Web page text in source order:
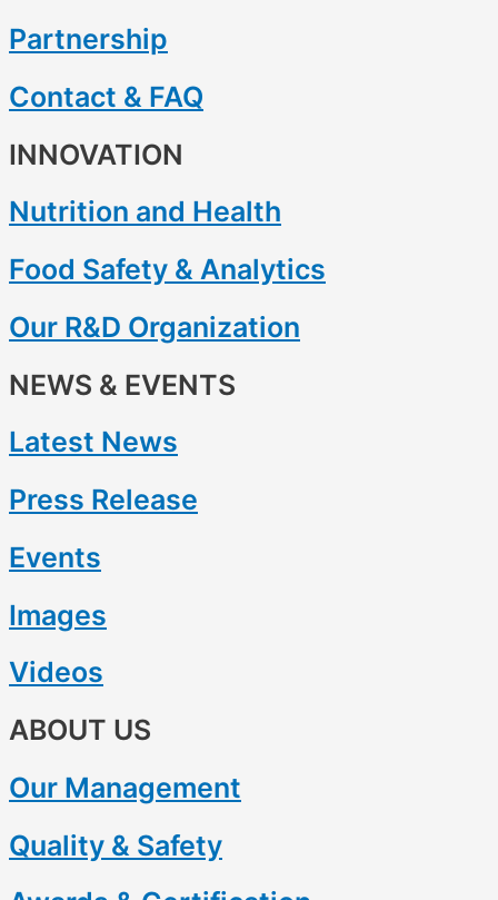
Partnership
Contact & FAQ
INNOVATION
Nutrition and Health
Food Safety & Analytics
Our R&D Organization
NEWS & EVENTS
Latest News
Press Release
Events
Images
Videos
ABOUT US
Our Management
Quality & Safety